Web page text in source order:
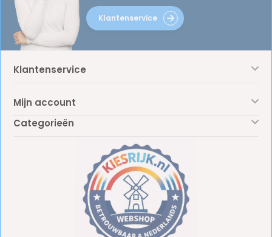
Klantenservice
Klantenservice
Mijn account
Categorieën